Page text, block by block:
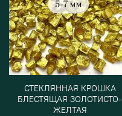
СТЕКЛЯННАЯ КРОШКА
БЛЕСТЯЩАЯ ЗОЛОТИСТО-
ЖЕЛТАЯ